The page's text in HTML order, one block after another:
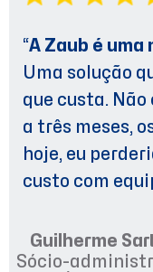
“A Zaub é uma
Uma solução
que custa. Não
a três meses,
hoje, eu
custo com
Guilherme
Sócio-